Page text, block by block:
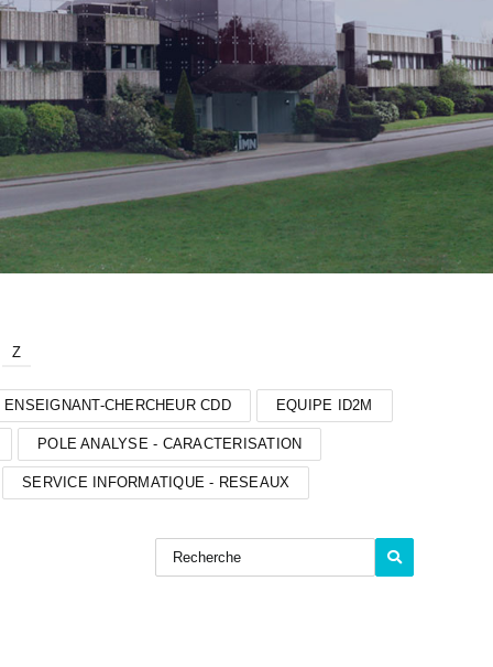
Z
ENSEIGNANT-CHERCHEUR CDD EQUIPE ID2M
POLE ANALYSE - CARACTERISATION
SERVICE INFORMATIQUE - RESEAUX